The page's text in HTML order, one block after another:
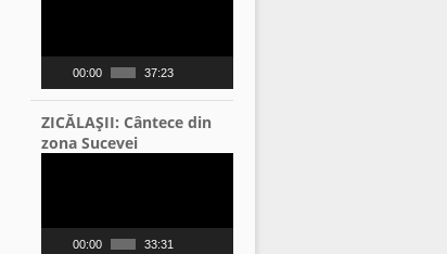
00:00 37:23
ZICĂLAŞII: Cântece din
zona Sucevei
00:00 33:31